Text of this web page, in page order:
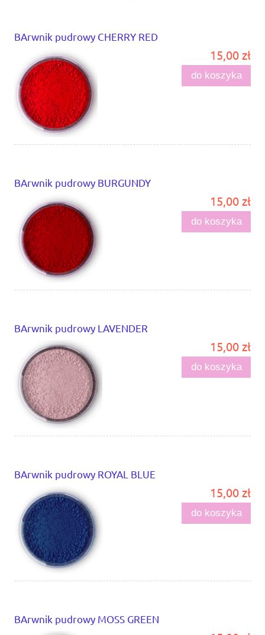
BArwnik pudrowy CHERRY RED
15,00 zł
do koszyka
BArwnik pudrowy BURGUNDY
15,00 zł
do koszyka
BArwnik pudrowy LAVENDER
15,00 zł
do koszyka
BArwnik pudrowy ROYAL BLUE
15,00 zł
do koszyka
BArwnik pudrowy MOSS GREEN